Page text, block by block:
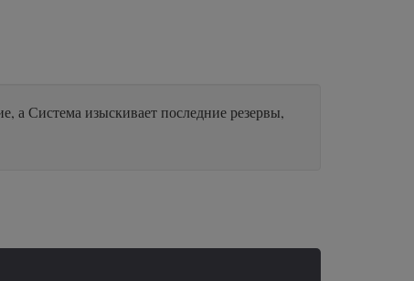
а Система изыскивает последние резервы,